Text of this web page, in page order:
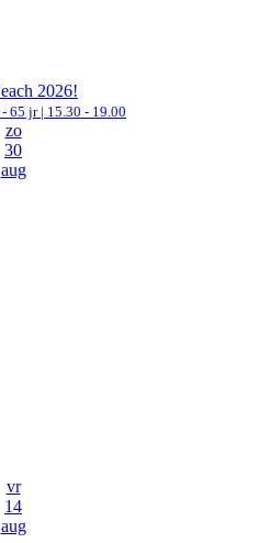
2026!
65 jr | 15.30 - 19.00
zo
30
aug
vr
14
aug